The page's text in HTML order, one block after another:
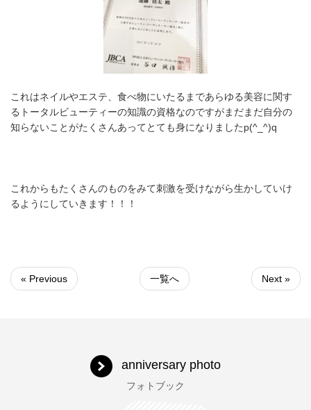
これはネイルやエステ、食べ物にいたるまであらゆる美容に関す
るトータルビューティーの知識の資格なのですがまだまだ自分の
知らないことがたくさんあってとても身になりましたp(^_^)q
これからもたくさんのものをみて刺激を受けながら生かしていけ
るようにしていきます！！！
« Previous 一覧へ Next »
anniversary photo
フォトブック